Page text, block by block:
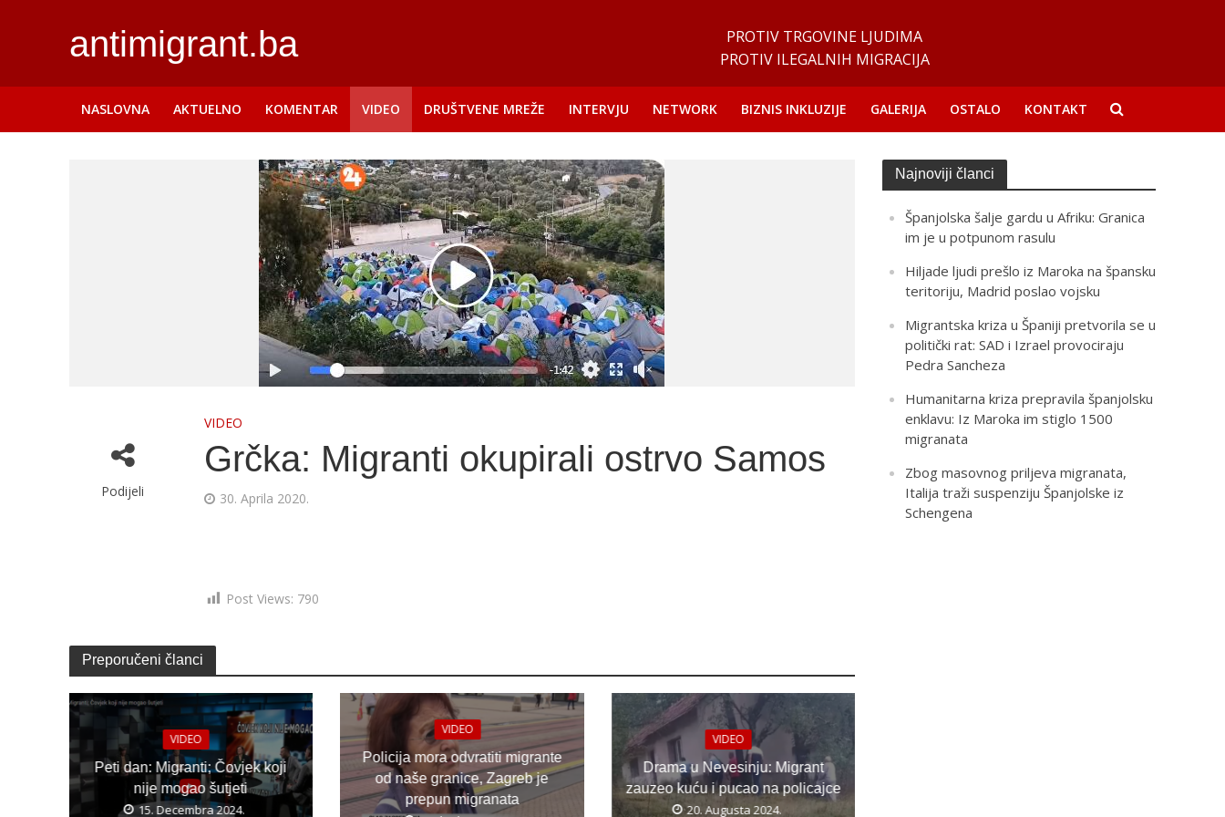
antimigrant.ba
PROTIV TRGOVINE LJUDIMA
PROTIV ILEGALNIH MIGRACIJA
NASLOVNA AKTUELNO KOMENTAR VIDEO DRUŠTVENE MREŽE INTERVJU NETWORK BIZNIS INKLUZIJE GALERIJA OSTALO KONTAKT
Podijeli
VIDEO
Grčka: Migranti okupirali ostrvo Samos
30. Aprila 2020.
Post Views: 790
Preporučeni članci
VIDEO
Peti dan: Migranti; Čovjek koji
nije mogao šutjeti
15. Decembra 2024.
VIDEO
Policija mora odvratiti migrante
od naše granice, Zagreb je
prepun migranata
VIDEO
Drama u Nevesinju: Migrant
zauzeo kuću i pucao na policajce
20. Augusta 2024.
Najnoviji članci
Španjolska šalje gardu u Afriku: Granica
im je u potpunom rasulu
Hiljade ljudi prešlo iz Maroka na špansku
teritoriju, Madrid poslao vojsku
Migrantska kriza u Španiji pretvorila se u
politički rat: SAD i Izrael provociraju
Pedra Sancheza
Humanitarna kriza prepravila španjolsku
enklavu: Iz Maroka im stiglo 1500
migranata
Zbog masovnog priljeva migranata,
Italija traži suspenziju Španjolske iz
Schengena